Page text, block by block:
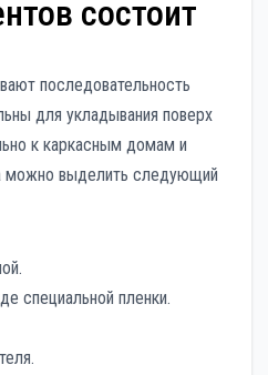
состоит
последовательность
для укладывания поверх
к каркасным домам и
можно выделить следующий
специальной пленки.